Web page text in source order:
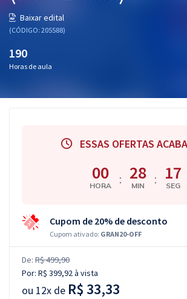
OAB
Conteúdo gratuito
Baixar edital
(CÓDIGO: 205588)
190
Horas de aula
ESSAS OFERTAS
00
HORA : 28
MIN : 17
SEG
Cupom de 20% de desconto
Cupom ativado: GRAN20-OFF
De: R$ 499,90
Por: R$ 399,92à vista
ou 12x de R$ 33,33